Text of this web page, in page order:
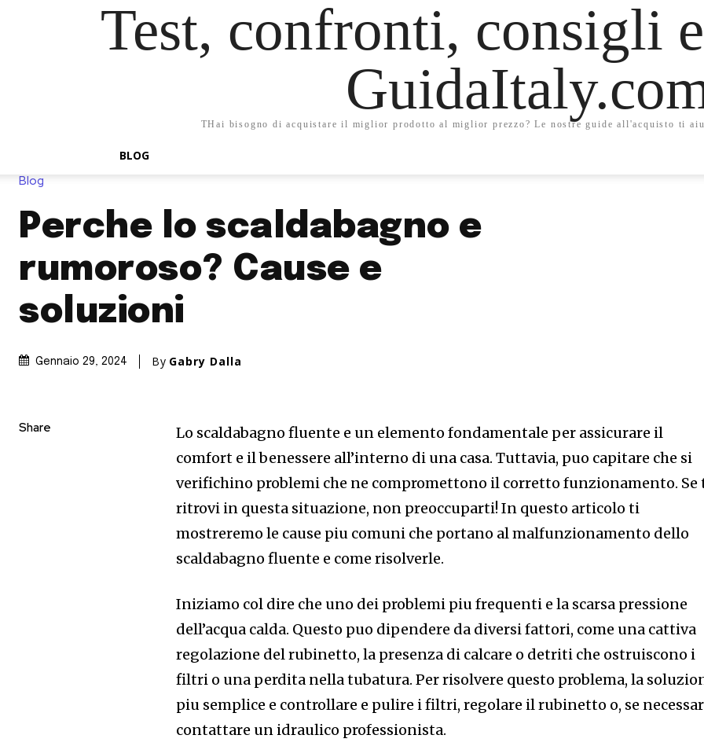
Test, confronti, consigli
THai bisogno di acquistare il miglior prodotto al miglior prezzo? Le nostre guide all'acquisto ti
BLOG
Blog
Perche lo scaldabagno e
rumoroso? Cause e
soluzioni
Gennaio 29, 2024 By Gabry Dalla
Share
Lo scaldabagno fluente e un elemento fondamentale per assicurare il
comfort e il benessere all’interno di una casa. Tuttavia, puo capitare che si
verifichino problemi che ne compromettono il corretto funzionamento. Se
ritrovi in questa situazione, non preoccuparti! In questo articolo ti
mostreremo le cause piu comuni che portano al malfunzionamento dello
scaldabagno fluente e come risolverle.
Iniziamo col dire che uno dei problemi piu frequenti e la scarsa pressione
dell’acqua calda. Questo puo dipendere da diversi fattori, come una cattiva
regolazione del rubinetto, la presenza di calcare o detriti che ostruiscono i
filtri o una perdita nella tubatura. Per risolvere questo problema, la
piu semplice e controllare e pulire i filtri, regolare il rubinetto o, se
contattare un idraulico professionista.